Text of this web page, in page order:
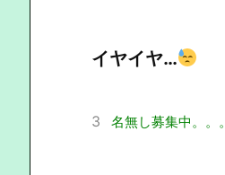
イヤイヤ…
3 名無し募集中。。。